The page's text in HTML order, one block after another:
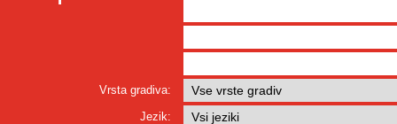
Vrsta gradiva:
Jezik: